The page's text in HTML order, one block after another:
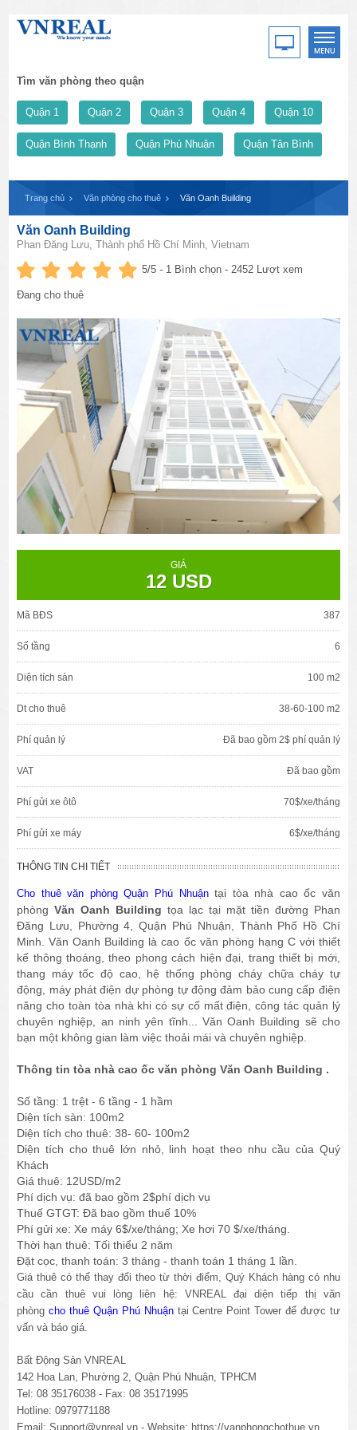
Tìm văn phòng theo quận
Quận 1 Quận 2 Quận 3 Quận 4 Quận 10
Quận Bình Thạnh Quận Phú Nhuận Quận Tân Bình
Trang chủ Văn phòng cho thuê Văn Oanh Building
Văn Oanh Building
Phan Đăng Lưu, Thành phố Hồ Chí Minh, Vietnam
5/5 - 1 Bình chọn - 2452 Lượt xem
Đang cho thuê
GIÁ
12 USD
Mã BĐS 387
Số tầng 6
Diện tích sàn 100 m2
Dt cho thuê 38-60-100 m2
Phí quản lý Đã bao gồm 2$ phí quản lý
VAT Đã bao gồm
Phí gửi xe ôtô 70$/xe/tháng
Phí gửi xe máy 6$/xe/tháng
THÔNG TIN CHI TIẾT
Cho thuê văn phòng Quận Phú Nhuậntại tòa nhà cao ốc văn
phòng Văn Oanh Building tọa lạc tại mặt tiền đường Phan
Đăng Lưu, Phường 4, Quận Phú Nhuận, Thành Phố Hồ Chí
Minh. Văn Oanh Building là cao ốc văn phòng hạng C với thiết
kế thông thoáng, theo phong cách hiện đại, trang thiết bị mới,
thang máy tốc độ cao, hệ thống phòng cháy chữa cháy tự
động, máy phát điện dự phòng tự động đảm bảo cung cấp điện
năng cho toàn tòa nhà khi có sự cố mất điện, công tác quản lý
chuyên nghiệp, an ninh yên tĩnh... Văn Oanh Building sẽ cho
bạn một không gian làm việc thoải mái và chuyên nghiệp.
Thông tin tòa nhà cao ốc văn phòng Văn Oanh Building .
Số tầng: 1 trệt - 6 tầng - 1 hầm
Diện tích sàn: 100m2
Diện tích cho thuê: 38- 60- 100m2
Diện tích cho thuê lớn nhỏ, linh hoạt theo nhu cầu của Quý
Khách
Giá thuê: 12USD/m2
Phí dịch vụ: đã bao gồm 2$phí dịch vụ
Thuế GTGT: Đã bao gồm thuế 10%
Phí gửi xe: Xe máy 6$/xe/tháng; Xe hơi 70 $/xe/tháng.
Thời hạn thuê: Tối thiểu 2 năm
Đặt cọc, thanh toán: 3 tháng - thanh toán 1 tháng 1 lần.
Giá thuê có thể thay đổi theo từ thời điểm, Quý Khách hàng có nhu
cầu cần thuê vui lòng liên hệ: VNREAL đại diện tiếp thị văn
phòngcho thuê Quận Phú Nhuậntại Centre Point Tower để được tư
vấn và báo giá.
Bất Động Sản VNREAL
142 Hoa Lan, Phường 2, Quận Phú Nhuận, TPHCM
Tel: 08 35176038 - Fax: 08 35171995
Hotline: 0979771188
Email: Support@vnreal.vn - Website: https://vanphongchothue.vn